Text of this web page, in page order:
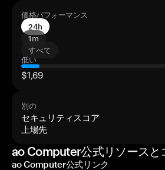
価格パフォーマンス
24h
1m
すべて
低い
$1,69
別の
セキュリティスコア
上場先
ao Computer公式リソースと
ao Computer公式リンク